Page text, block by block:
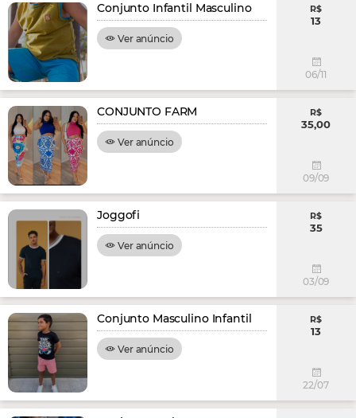
Conjunto Infantil Masculino
Ver anúncio
R$
13
06/11
CONJUNTO FARM
Ver anúncio
R$
35,00
09/09
Joggofi
Ver anúncio
R$
35
03/09
Conjunto Masculino Infantil
Ver anúncio
R$
13
22/07